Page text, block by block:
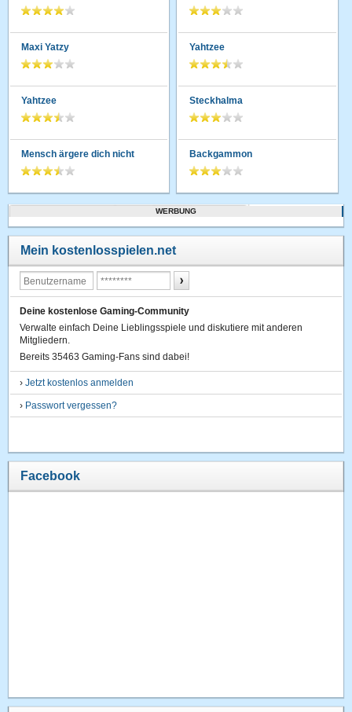
Maxi Yatzy
Yahtzee
Mensch ärgere dich nicht
Yahtzee
Steckhalma
Backgammon
WERBUNG
Mein kostenlosspielen.net
Deine kostenlose Gaming-Community
Verwalte einfach Deine Lieblingsspiele und diskutiere mit anderen
Mitgliedern.
Bereits 35463 Gaming-Fans sind dabei!
›Jetzt kostenlos anmelden
› Passwort vergessen?
Facebook